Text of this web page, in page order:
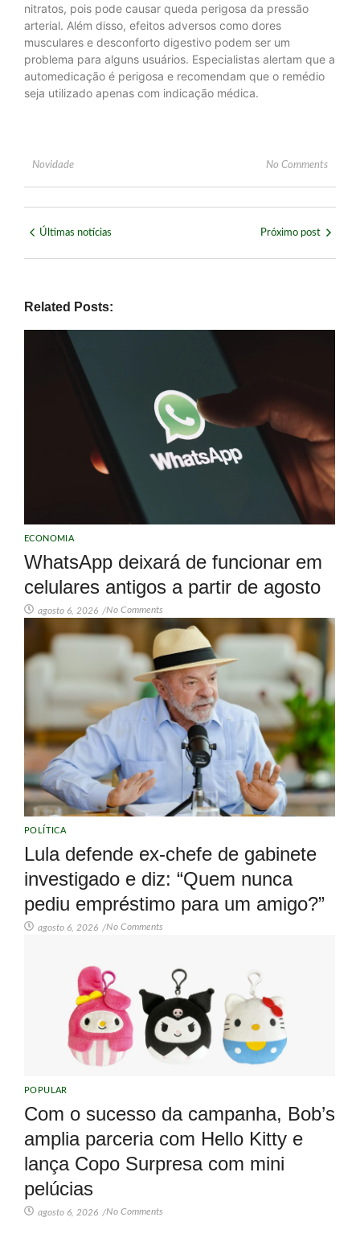
nitratos, pois pode causar queda perigosa da pressão
arterial. Além disso, efeitos adversos como dores
musculares e desconforto digestivo podem ser um
problema para alguns usuários. Especialistas alertam que a
automedicação é perigosa e recomendam que o remédio
seja utilizado apenas com indicação médica.
Novidade No Comments
Últimas notícias Próximo post
Related Posts:
ECONOMIA
WhatsApp deixará de funcionar em
celulares antigos a partir de agosto
agosto 6, 2026 /No Comments
POLÍTICA
Lula defende ex-chefe de gabinete
investigado e diz: “Quem nunca
pediu empréstimo para um amigo?”
agosto 6, 2026 /No Comments
POPULAR
Com o sucesso da campanha, Bob’s
amplia parceria com Hello Kitty e
lança Copo Surpresa com mini
pelúcias
agosto 6, 2026 /No Comments